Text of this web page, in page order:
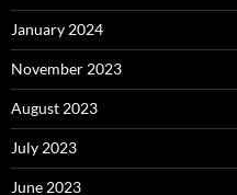
January 2024
November 2023
August 2023
July 2023
June 2023